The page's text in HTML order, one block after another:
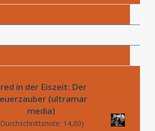
in der Eiszeit: Der
(ultramar
media)
14,00)